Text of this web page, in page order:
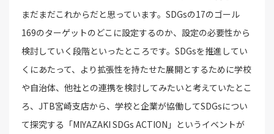
まだまだこれからだと思っています。SDGsの17のゴール
169のターゲットのどこに設定するのか、設定の必要性から
検討していく段階といったところです。SDGsを推進してい
くにあたって、より拡張性を持たせた展開とするために学校
や自治体、他社との連携を検討してみたいと考えていたとこ
ろ、JTB宮崎支店から、学校と企業が協働してSDGsについ
て探究する「MIYAZAKI SDGs ACTION」というイベントが